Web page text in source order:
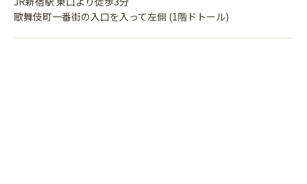
歌舞伎町一番街の入口を入って左側 (1階ドトール)